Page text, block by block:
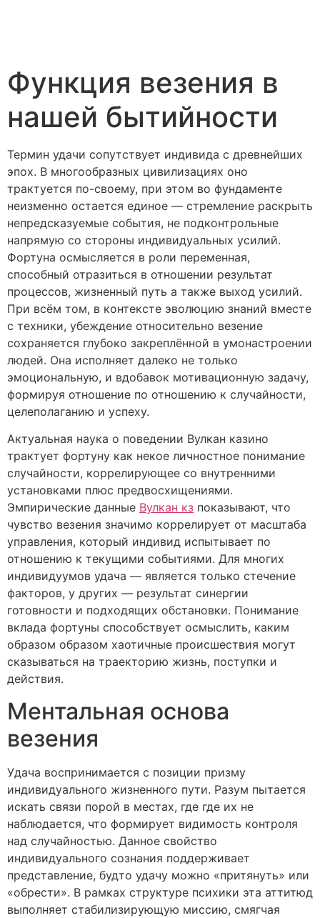
Функция везения в
нашей бытийности
Термин удачи сопутствует индивида с древнейших
эпох. В многообразных цивилизациях оно
трактуется по-своему, при этом во фундаменте
неизменно остается единое — стремление раскрыть
непредсказуемые события, не подконтрольные
напрямую со стороны индивидуальных усилий.
Фортуна осмысляется в роли переменная,
способный отразиться в отношении результат
процессов, жизненный путь а также выход усилий.
При всём том, в контексте эволюцию знаний вместе
с техники, убеждение относительно везение
сохраняется глубоко закреплённой в умонастроении
людей. Она исполняет далеко не только
эмоциональную, и вдобавок мотивационную задачу,
формируя отношение по отношению к случайности,
целеполаганию и успеху.
Актуальная наука о поведении Вулкан казино
трактует фортуну как некое личностное понимание
случайности, коррелирующее со внутренними
установками плюс предвосхищениями.
Эмпирические данные Вулкан кз показывают, что
чувство везения значимо коррелирует от масштаба
управления, который индивид испытывает по
отношению к текущими событиями. Для многих
индивидуумов удача — является только стечение
факторов, у других — результат синергии
готовности и подходящих обстановки. Понимание
вклада фортуны способствует осмыслить, каким
образом образом хаотичные происшествия могут
сказываться на траекторию жизнь, поступки и
действия.
Ментальная основа
везения
Удача воспринимается с позиции призму
индивидуального жизненного пути. Разум пытается
искать связи порой в местах, где где их не
наблюдается, что формирует видимость контроля
над случайностью. Данное свойство
индивидуального сознания поддерживает
представление, будто удачу можно «притянуть» или
«обрести». В рамках структуре психики эта аттитюд
выполняет стабилизирующую миссию, смягчая